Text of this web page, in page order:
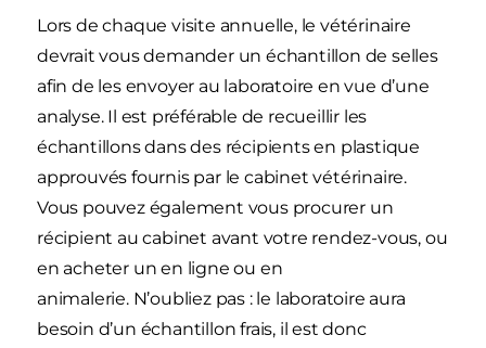
Lors de chaque visite annuelle, le vétérinaire
devrait vous demander un échantillon de selles
afin de les envoyer au laboratoire en vue d’une
analyse. Il est préférable de recueillir les
échantillons dans des récipients en plastique
approuvés fournis par le cabinet vétérinaire.
Vous pouvez également vous procurer un
récipient au cabinet avant votre rendez-vous, ou
en acheter un en ligne ou en
animalerie. N’oubliez pas : le laboratoire aura
besoin d’un échantillon frais, il est donc